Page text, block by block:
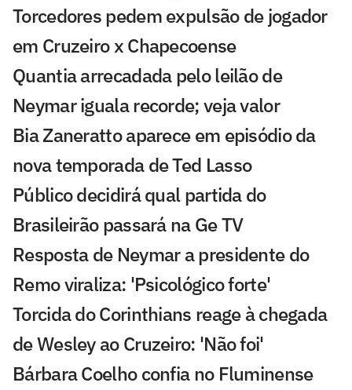
Torcedores pedem expulsão de jogador
em Cruzeiro x Chapecoense
Quantia arrecadada pelo leilão de
Neymar iguala recorde; veja valor
Bia Zaneratto aparece em episódio da
nova temporada de Ted Lasso
Público decidirá qual partida do
Brasileirão passará na Ge TV
Resposta de Neymar a presidente do
Remo viraliza: 'Psicológico forte'
Torcida do Corinthians reage à chegada
de Wesley ao Cruzeiro: 'Não foi'
Bárbara Coelho confia no Fluminense